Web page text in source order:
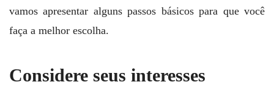
vamos apresentar alguns passos básicos para que você
faça a melhor escolha.
Considere seus interesses